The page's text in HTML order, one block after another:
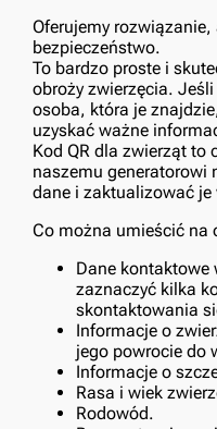
Oferujemy
bezpieczeństwo.
To bardzo proste i
obroży zwierzęcia.
osoba, która je
uzyskać ważne
Kod QR dla zwierząt to
naszemu generatorowi
dane i zaktualizować je
Co można umieścić na
Dane kontaktowe
zaznaczyć kilka
skontaktowania
Informacje o
jego powrocie do
Informacje o
Rasa i wiek
Rodowód.